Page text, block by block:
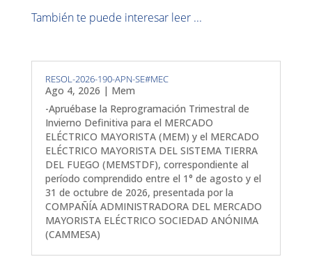
También te puede interesar leer ...
RESOL-2026-190-APN-SE#MEC
Ago 4, 2026 | Mem
-Apruébase la Reprogramación Trimestral de
Invierno Definitiva para el MERCADO
ELÉCTRICO MAYORISTA (MEM) y el MERCADO
ELÉCTRICO MAYORISTA DEL SISTEMA TIERRA
DEL FUEGO (MEMSTDF), correspondiente al
período comprendido entre el 1° de agosto y el
31 de octubre de 2026, presentada por la
COMPAÑÍA ADMINISTRADORA DEL MERCADO
MAYORISTA ELÉCTRICO SOCIEDAD ANÓNIMA
(CAMMESA)